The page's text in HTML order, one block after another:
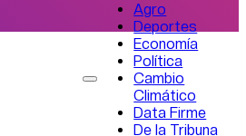
Agro
Deportes
Economía
Política
Cambio
Climático
Data Firme
De la Tribuna